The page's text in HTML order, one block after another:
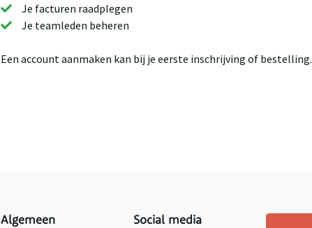
Je facturen raadplegen
Je teamleden beheren
Een account aanmaken kan bij je eerste inschrijving of bestelling.
Algemeen Social media